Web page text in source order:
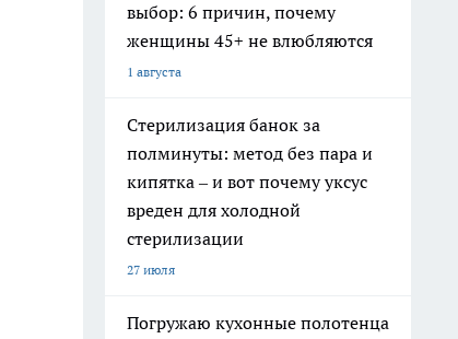
выбор: 6 причин, почему
женщины 45+ не влюбляются
1 августа
Стерилизация банок за
полминуты: метод без пара и
кипятка – и вот почему уксус
вреден для холодной
стерилизации
27 июля
Погружаю кухонные полотенца